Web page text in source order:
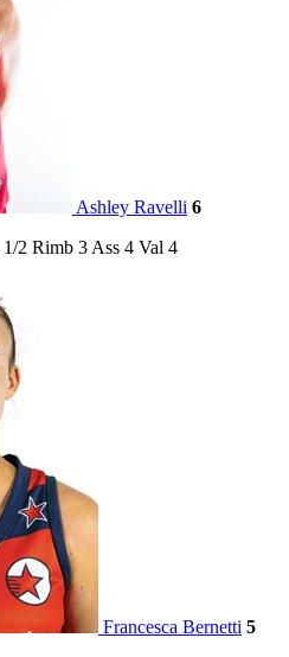
Ashley Ravelli 6
1/2 Rimb 3 Ass 4 Val 4
Francesca Bernetti 5